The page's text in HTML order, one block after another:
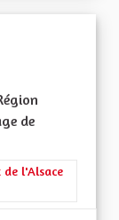
de
l'Education et
l'Alsace